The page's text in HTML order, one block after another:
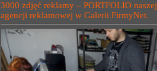
3000 zdjęć reklamy – PORTFOLIO naszej
agencji reklamowej w Galerii FirmyNet.